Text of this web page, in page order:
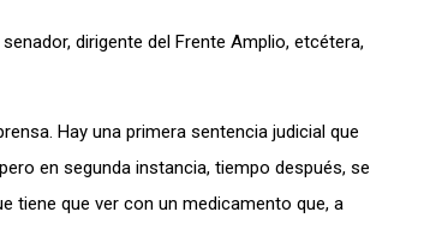
dirigente del Frente Amplio, etcétera,
Hay una primera sentencia judicial que
en segunda instancia, tiempo después, se
tiene que ver con un medicamento que, a